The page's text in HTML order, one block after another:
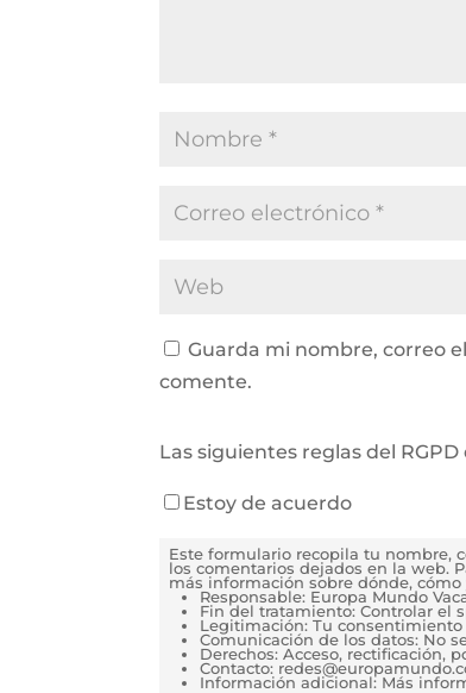
Guarda mi nombre, correo
comente.
Las siguientes reglas del
Estoy de acuerdo
Este formulario recopila tu nombre,
los comentarios dejados en la web.
más información sobre dónde,
Responsable: Europa Mundo
Fin del tratamiento: Controlar el
Legitimación: Tu consentimiento
Comunicación de los datos: No
Derechos: Acceso, rectificación,
Contacto:
Información adicional: Más